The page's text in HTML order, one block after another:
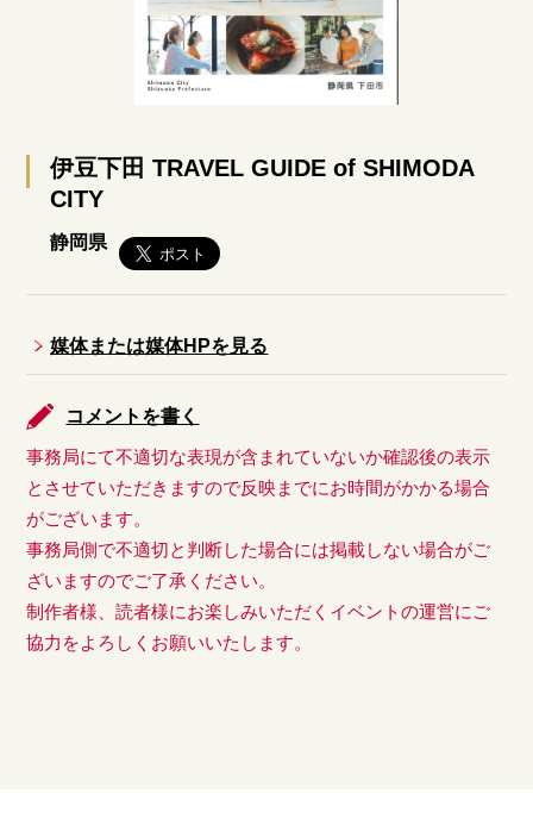
伊豆下田 TRAVEL GUIDE of SHIMODA
CITY
静岡県
媒体または媒体HPを見る
コメントを書く
事務局にて不適切な表現が含まれていないか確認後の表示
とさせていただきますので反映までにお時間がかかる場合
がございます。
事務局側で不適切と判断した場合には掲載しない場合がご
ざいますのでご了承ください。
制作者様、読者様にお楽しみいただくイベントの運営にご
協力をよろしくお願いいたします。